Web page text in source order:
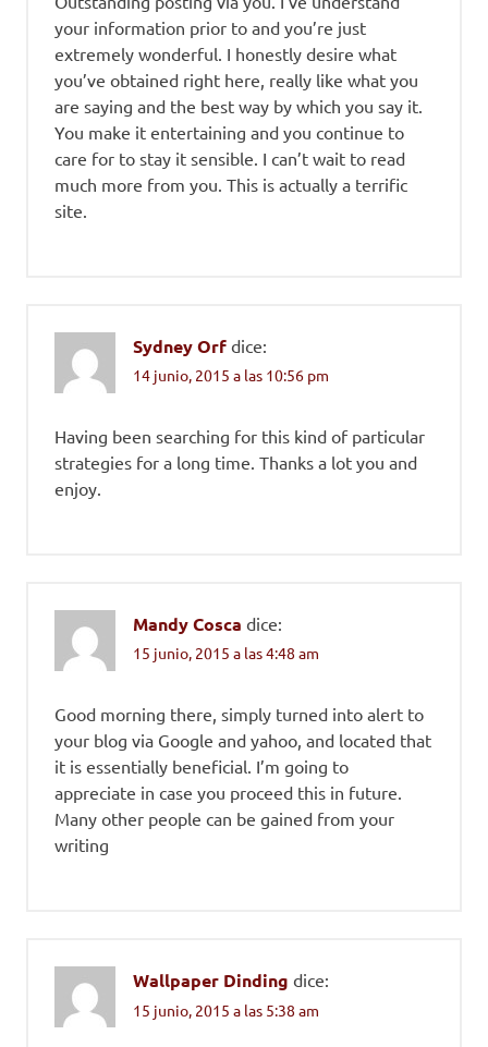
your information prior to and you’re just
extremely wonderful. I honestly desire what
you’ve obtained right here, really like what you
are saying and the best way by which you say it.
You make it entertaining and you continue to
care for to stay it sensible. I can’t wait to read
much more from you. This is actually a terrific
site.
Sydney Orf dice:
14 junio, 2015 a las 10:56 pm
Having been searching for this kind of particular
strategies for a long time. Thanks a lot you and
enjoy.
Mandy Cosca dice:
15 junio, 2015 a las 4:48 am
Good morning there, simply turned into alert to
your blog via Google and yahoo, and located that
it is essentially beneficial. I’m going to
appreciate in case you proceed this in future.
Many other people can be gained from your
writing
Wallpaper Dinding dice:
15 junio, 2015 a las 5:38 am